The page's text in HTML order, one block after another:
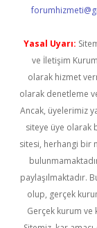
Yasal Uyarı:
ve İletişim
olarak hizmet
olarak denetleme
Ancak, üyelerimiz
siteye üye olarak
sitesi, herhangi bir
paylaşılmaktadır.
olup, gerçek
Gerçek kurum